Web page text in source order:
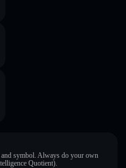
and symbol. Always do your own
Quotient).